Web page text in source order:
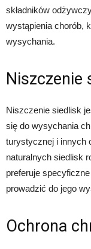
składników
wystąpienia chorób,
wysychania.
Niszczenie
Niszczenie siedlisk
się do wysychania
turystycznej i innych
naturalnych siedlisk
preferuje
prowadzić do jego
Ochrona